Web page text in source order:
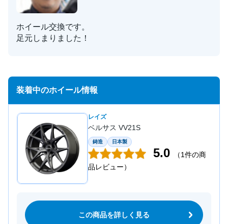
ホイール交換です。
足元しまりました！
装着中のホイール情報
レイズ
ベルサス VV21S
鋳造 日本製
5.0
（1件の商
品レビュー）
この商品を詳しく見る